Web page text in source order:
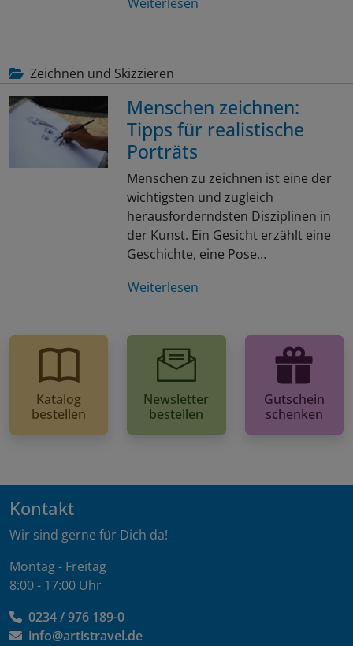
Zeichnen und Skizzieren
Menschen zeichnen:
Tipps für realistische
Porträts
Menschen zu zeichnen ist eine der
wichtigsten und zugleich
herausforderndsten Disziplinen in
der Kunst. Ein Gesicht erzählt eine
Geschichte, eine Pose…
Weiterlesen
Katalog
bestellen
Newsletter
bestellen
Gutschein
schenken
Kontakt
Wir sind gerne für Dich da!
Montag - Freitag
8:00 - 17:00 Uhr
0234 / 976 189-0
info@artistravel.de